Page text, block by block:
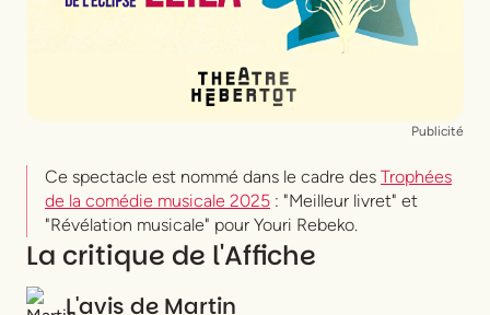
Publicité
Ce spectacle est nommé dans le cadre des Trophées
de la comédie musicale 2025 : "Meilleur livret" et
"Révélation musicale" pour Youri Rebeko.
La critique de l'Affiche
L'avis de Martin